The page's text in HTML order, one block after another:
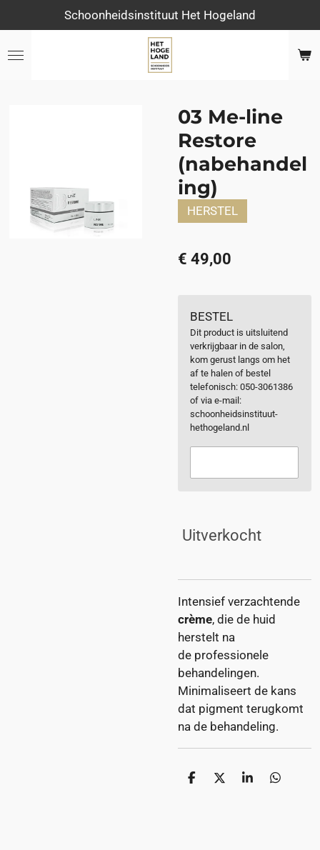
direct
naar
Schoonheidsinstituut Het Hogeland
03 Me-line
Restore
(nabehandel
ing)
HERSTEL
€ 49,00
BESTEL
Dit product is uitsluitend
verkrijgbaar in de salon,
kom gerust langs om het
af te halen of bestel
telefonisch: 050-3061386
of via e-mail:
schoonheidsinstituut-
hethogeland.nl
Uitverkocht
Intensief verzachtende
crème, die de huid
herstelt na
de professionele
behandelingen.
Minimaliseert de kans
dat pigment terugkomt
na de behandeling.
D
D
S
D